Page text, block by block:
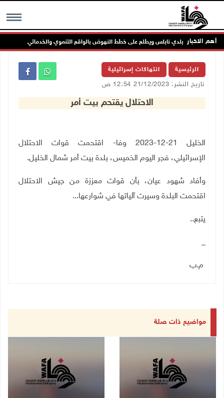
MENU أهم الاخبار
مجلس بلدي نابلس ويطلع على خطط النهوض بالواقع التنموي والخدماتي
الرئيسية انتهاكات إسرائيلية
تاريخ النشر: 21/12/2023 12:54 ص
الاحتلال يقتحم بيت أمر
الخليل 21-12-2023 وفا- اقتحمت قوات الاحتلال
الإسرائيلي، فجر اليوم الخميس، بلدة بيت أمر شمال الخليل.
وأفاد شهود عيان، بأن قوات معززة من جيش الاحتلال
اقتحمت البلدة وسيرت آلياتها في شوارعها...
يتبع..
م.ب
مواضيع ذات صلة